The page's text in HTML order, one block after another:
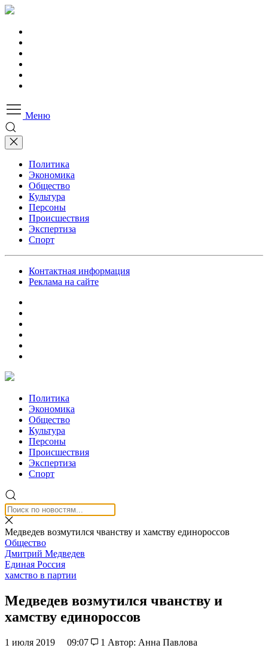
Меню
Политика
Экономика
Общество
Культура
Персоны
Происшествия
Экспертиза
Спорт
Контактная информация
Реклама на сайте
Политика
Экономика
Общество
Культура
Персоны
Происшествия
Экспертиза
Спорт
Медведев возмутился чванству и хамству единороссов
Общество
Дмитрий Медведев
Единая Россия
хамство в партии
Медведев возмутился чванству и
хамству единороссов
1 июля 2019 09:07 1 Автор: Анна Павлова